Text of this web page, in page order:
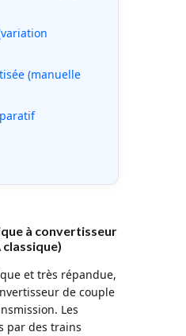
(manuelle
à convertisseur
et très répandue,
de couple
Les
par des trains